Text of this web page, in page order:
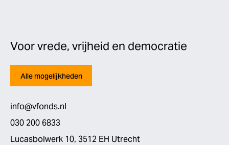
Voor vrede, vrijheid en democratie
Alle mogelijkheden
info@vfonds.nl
030 200 6833
Lucasbolwerk 10, 3512 EH Utrecht